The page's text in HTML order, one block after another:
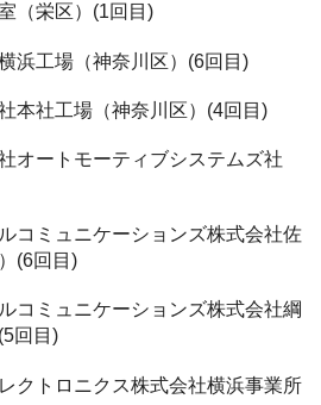
（栄区）(1回目)
浜工場（神奈川区）(6回目)
本社工場（神奈川区）(4回目)
オートモーティブシステムズ社
コミュニケーションズ株式会社佐
(6回目)
コミュニケーションズ株式会社綱
回目)
クトロニクス株式会社横浜事業所